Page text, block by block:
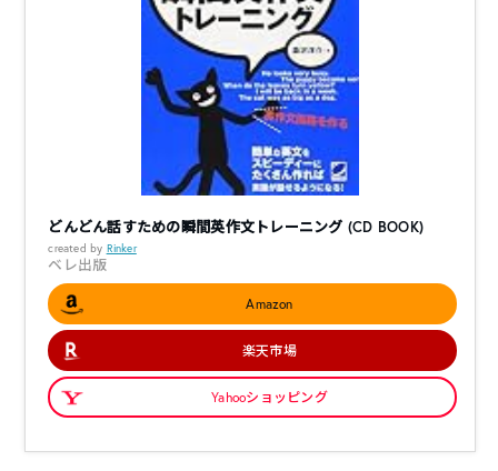
どんどん話すための瞬間英作文トレーニング (CD BOOK)
created by Rinker
ベレ出版
Amazon
楽天市場
Yahooショッピング